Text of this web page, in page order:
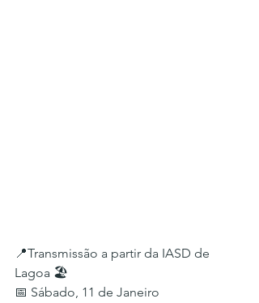
📍Transmissão a partir da IASD de
Lagoa 🏖
📅 Sábado, 11 de Janeiro